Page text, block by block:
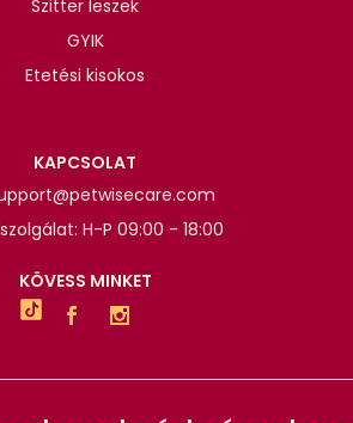
Szitter leszek
GYIK
Etetési kisokos
KAPCSOLAT
H-P 09:00 - 18:00
KÖVESS MINKET